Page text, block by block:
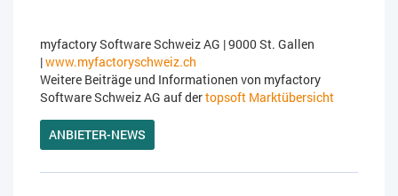
myfactory Software Schweiz AG | 9000 St. Gallen
|www.myfactoryschweiz.ch
Weitere Beiträge und Informationen von myfactory
Software Schweiz AG auf dertopsoft Marktübersicht
ANBIETER-NEWS